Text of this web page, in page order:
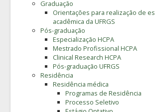
Graduação
Orientações para realização de
acadêmica da UFRGS
Pós-graduação
Especialização HCPA
Mestrado Profissional HCPA
Clinical Research HCPA
Pós-graduação UFRGS
Residência
Residência médica
Programas de Residência
Processo Seletivo